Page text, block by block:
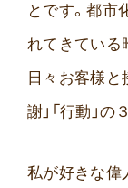
とです。都市
れてきている
日々お客様と
謝」「行動」
私が好きな偉